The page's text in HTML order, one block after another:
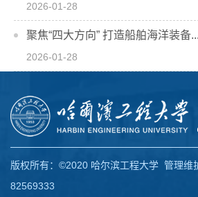
2026-01-28
聚焦“四大方向” 打造船舶海洋装备...
2026-01-28
版权所有：©2020 哈尔滨工程大学 管理维
82569333